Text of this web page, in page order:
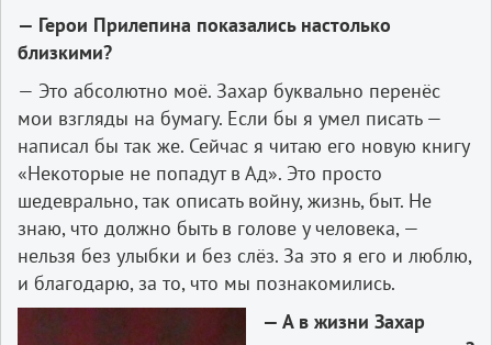
— Герои Прилепина показались настолько
близкими?
— Это абсолютно моё. Захар буквально перенёс
мои взгляды на бумагу. Если бы я умел писать —
написал бы так же. Сейчас я читаю его новую книгу
«Некоторые не попадут в Ад». Это просто
шедеврально, так описать войну, жизнь, быт. Не
знаю, что должно быть в голове у человека, —
нельзя без улыбки и без слёз. За это я его и люблю,
и благодарю, за то, что мы познакомились.
— А в жизни Захар